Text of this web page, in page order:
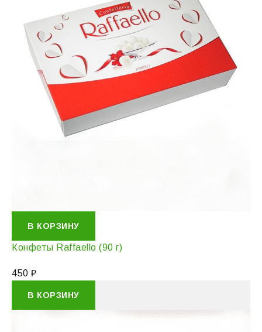
В КОРЗИНУ
Конфеты Raffaello (90 г)
450 ₽
В КОРЗИНУ